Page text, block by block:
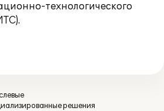
технологического
решения